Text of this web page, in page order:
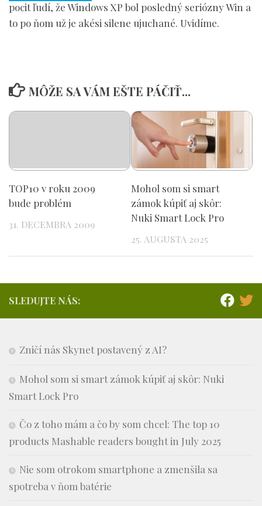
pocit ľudí, že Windows XP bol posledný seriózny Win a
to po ňom už je akési silene ujuchané. Uvidíme.
MÔŽE SA VÁM EŠTE PÁČIŤ...
TOP10 v roku 2009
bude problém
31. DECEMBRA 2009
Mohol som si smart
zámok kúpiť aj skôr:
Nuki Smart Lock Pro
25. AUGUSTA 2025
SLEDUJTE NÁS:
Zničí nás Skynet postavený z AI?
Mohol som si smart zámok kúpiť aj skôr: Nuki
Smart Lock Pro
Čo z toho mám a čo by som chcel: The top 10
products Mashable readers bought in July 2025
Nie som otrokom smartphone a zmenšila sa
spotreba v ňom batérie